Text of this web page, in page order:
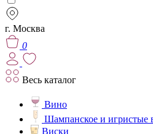
г. Москва
0
Весь каталог
Вино
Шампанское и игристые
Виски